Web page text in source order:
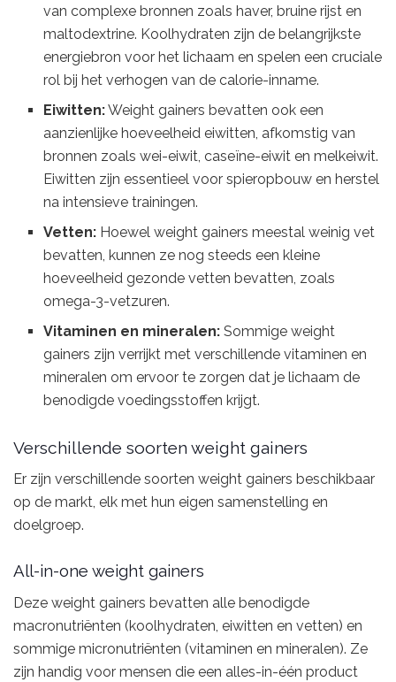
van complexe bronnen zoals haver, bruine rijst en
maltodextrine. Koolhydraten zijn de belangrijkste
energiebron voor het lichaam en spelen een cruciale
rol bij het verhogen van de calorie-inname.
Eiwitten:Weight gainers bevatten ook een
aanzienlijke hoeveelheid eiwitten, afkomstig van
bronnen zoals wei-eiwit, caseïne-eiwit en melkeiwit.
Eiwitten zijn essentieel voor spieropbouw en herstel
na intensieve trainingen.
Vetten: Hoewel weight gainers meestal weinig vet
bevatten, kunnen ze nog steeds een kleine
hoeveelheid gezonde vetten bevatten, zoals
omega-3-vetzuren.
Vitaminen en mineralen: Sommige weight
gainers zijn verrijkt met verschillende vitaminen en
mineralen om ervoor te zorgen dat je lichaam de
benodigde voedingsstoffen krijgt.
Verschillende soorten weight gainers
Er zijn verschillende soorten weight gainers beschikbaar
op de markt, elk met hun eigen samenstelling en
doelgroep.
All-in-one weight gainers
Deze weight gainers bevatten alle benodigde
macronutriënten (koolhydraten, eiwitten en vetten) en
sommige micronutriënten (vitaminen en mineralen). Ze
zijn handig voor mensen die een alles-in-één product